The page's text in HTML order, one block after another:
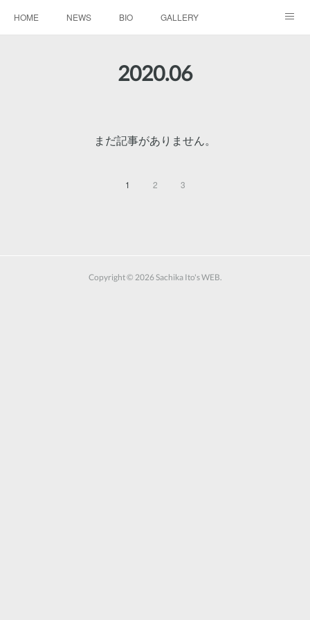
HOME NEWS BIO GALLERY
2020.06
まだ記事がありません。
1 2 3
Copyright © 2026Sachika Ito's WEB.